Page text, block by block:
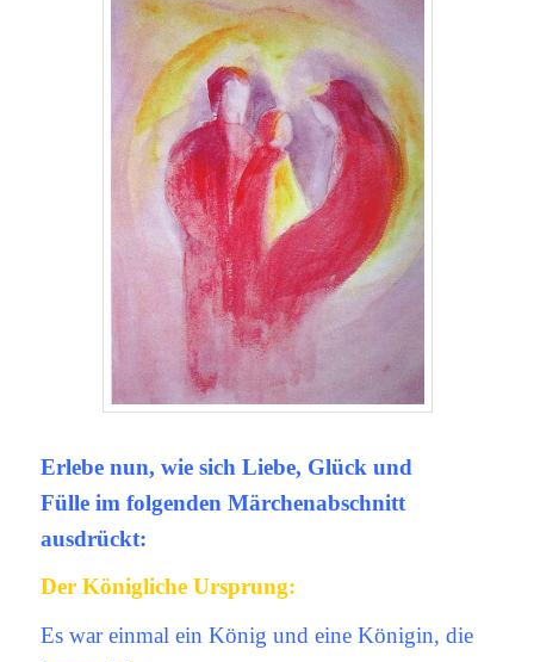
Erlebe nun, wie sich Liebe, Glück und
Fülle im folgenden Märchenabschnitt
ausdrückt:
Der Königliche Ursprung:
Es war einmal ein König und eine Königin, die